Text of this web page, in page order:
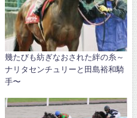
幾たびも紡ぎなおされた絆の糸～
ナリタセンチュリーと田島裕和騎
手〜